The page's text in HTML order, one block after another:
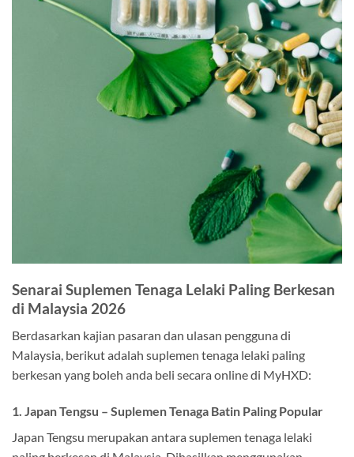
Senarai Suplemen Tenaga Lelaki Paling Berkesan
di Malaysia 2026
Berdasarkan kajian pasaran dan ulasan pengguna di
Malaysia, berikut adalah suplemen tenaga lelaki paling
berkesan yang boleh anda beli secara online di MyHXD:
1. Japan Tengsu – Suplemen Tenaga Batin Paling Popular
Japan Tengsu merupakan antara suplemen tenaga lelaki